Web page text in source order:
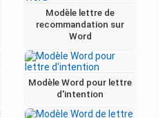
Modèle lettre de
recommandation sur
Word
Modèle Word pour lettre
d'intention